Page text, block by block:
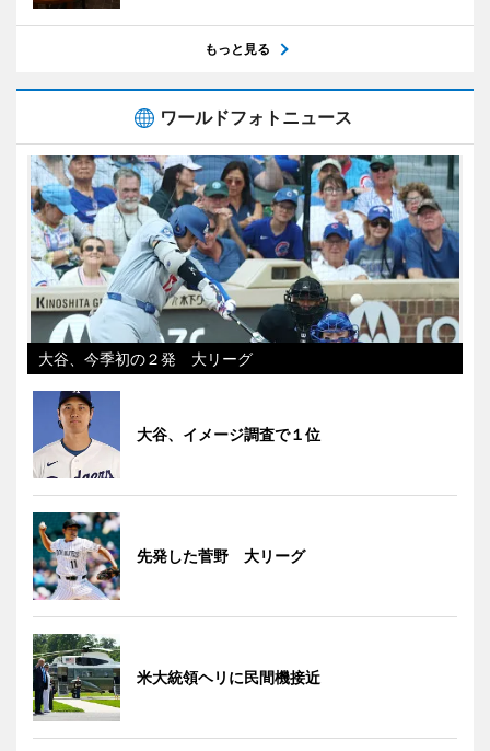
もっと見る
ワールドフォトニュース
大谷、今季初の２発 大リーグ
大谷、イメージ調査で１位
先発した菅野 大リーグ
米大統領ヘリに民間機接近